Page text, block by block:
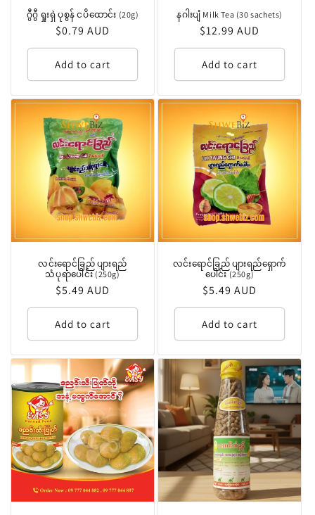
ဂွီဂွီ ရှုးရှဲ ပုစွန် ငပိထောင်း (20g)
Regular
price
$0.79 AUD
Add to cart
နဂါးပျံ Milk Tea (30 sachets)
Regular
price
$12.99 AUD
Add to cart
လင်းရောင်ခြည် ပျားရည်
သံပုရာပေါင်း (250g)
Regular
price
$5.49 AUD
Add to cart
လင်းရောင်ခြည် ပျားရည်ရှောက်
ပေါင်း (250g)
Regular
price
$5.49 AUD
Add to cart